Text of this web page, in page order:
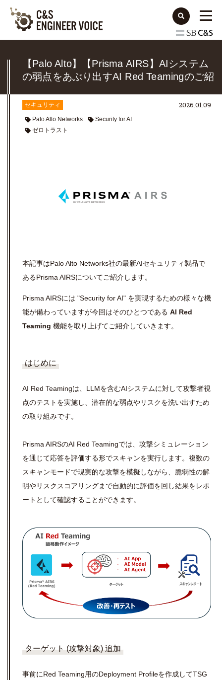
【Palo Alto】【Prisma AIRS】AIシステム
の弱点をあぶり出すAI Red Teamingのご紹
セキュリティ
Palo Alto Networks
Security for AI
ゼロトラスト
2026.01.09
本記事はPalo Alto Networks社の最新AIセキュリティ製品で
あるPrisma AIRSについてご紹介します。
Prisma AIRSには "Security for AI" を実現するための様々な機
能が備わっていますが今回はそのひとつである AI Red
Teaming 機能を取り上げてご紹介していきます。
はじめに
AI Red Teamingは、LLMを含むAIシステムに対して攻撃者視
点のテストを実施し、潜在的な弱点やリスクを洗い出すため
の取り組みです。
Prisma AIRSのAI Red Teamingでは、攻撃シミュレーション
を通じて応答を評価する形でスキャンを実行します。複数の
スキャンモードで現実的な攻撃を模擬しながら、脆弱性の解
明やリスクスコアリングまで自動的に評価を回し結果をレポ
ートとして確認することができます。
ターゲット (攻撃対象) 追加
事前にRed Teaming用のDeployment Profileを作成してTSG